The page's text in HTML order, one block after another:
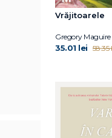
Vrăjitoarele
Gregory Maguire
35.01 lei 58.35